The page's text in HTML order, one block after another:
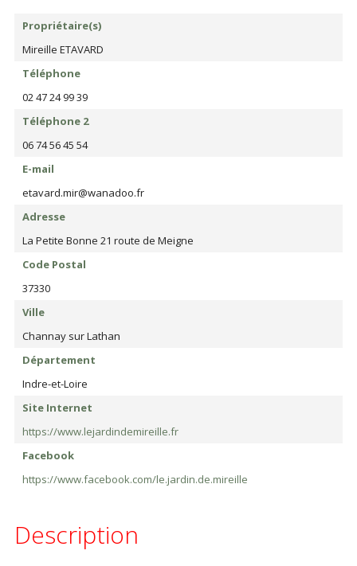
Propriétaire(s)
Mireille ETAVARD
Téléphone
02 47 24 99 39
Téléphone 2
06 74 56 45 54
E-mail
etavard.mir@wanadoo.fr
Adresse
La Petite Bonne 21 route de Meigne
Code Postal
37330
Ville
Channay sur Lathan
Département
Indre-et-Loire
Site Internet
https://www.lejardindemireille.fr
Facebook
https://www.facebook.com/le.jardin.de.mireille
Description